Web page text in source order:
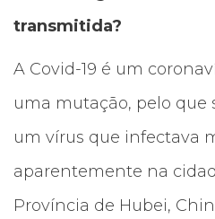
transmitida?
A Covid-19 é um
uma mutação, pelo que
um vírus que infectava
aparentemente na
Província de Hubei,